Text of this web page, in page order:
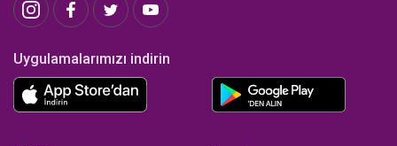
Uygulamalarımızı indirin